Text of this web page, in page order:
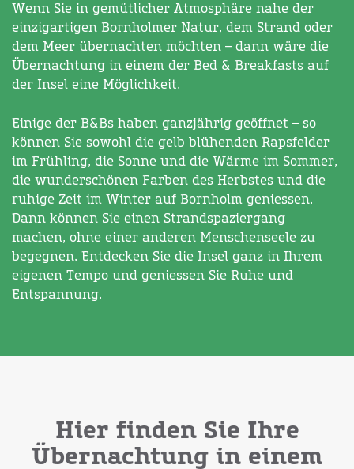
Wenn Sie in gemütlicher Atmosphäre nahe der
einzigartigen Bornholmer Natur, dem Strand oder
dem Meer übernachten möchten – dann wäre die
Übernachtung in einem der Bed & Breakfasts auf
der Insel eine Möglichkeit.
Einige der B&Bs haben ganzjährig geöffnet – so
können Sie sowohl die gelb blühenden Rapsfelder
im Frühling, die Sonne und die Wärme im Sommer,
die wunderschönen Farben des Herbstes und die
ruhige Zeit im Winter auf Bornholm geniessen.
Dann können Sie einen Strandspaziergang
machen, ohne einer anderen Menschenseele zu
begegnen. Entdecken Sie die Insel ganz in Ihrem
eigenen Tempo und geniessen Sie Ruhe und
Entspannung.
Hier finden Sie Ihre
Übernachtung in einem